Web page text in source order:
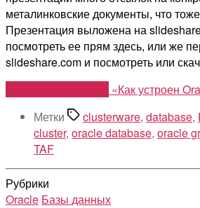
металинковские документы, что
Презентация выложена на
посмотреть ее прям здесь, или же
slideshare.com и посмотреть или
«Как устроен
Метки
clusterware, database,
cluster, oracle database, oracle
TAF
Рубрики
Oracle Базы данных